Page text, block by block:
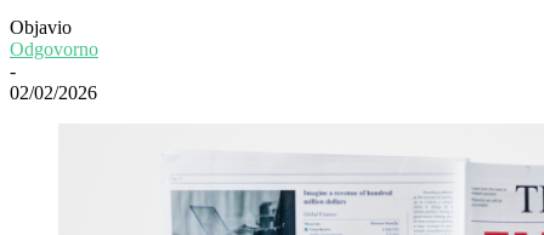
Objavio
Odgovorno
-
02/02/2026